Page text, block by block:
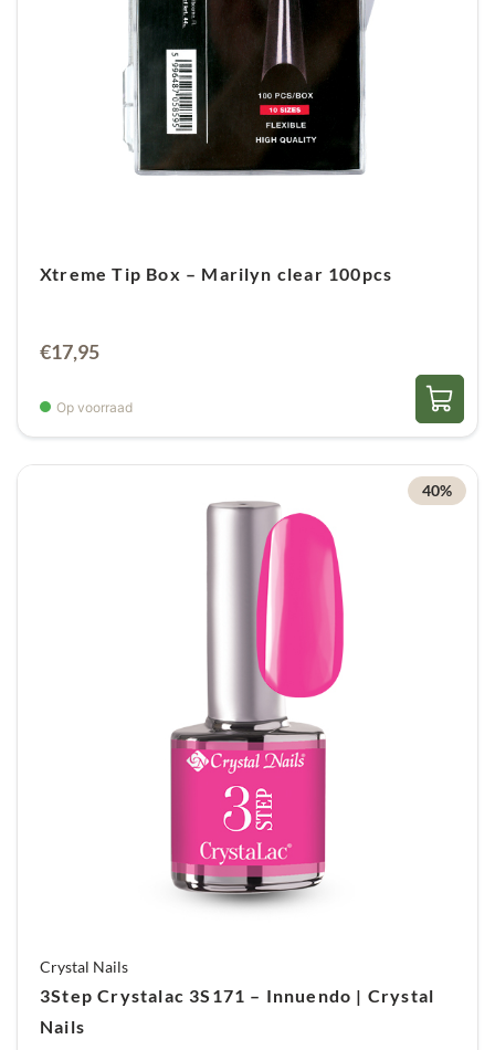
Xtreme Tip Box – Marilyn clear 100pcs
€17,95
Op voorraad
40%
Crystal Nails
3Step Crystalac 3S171 – Innuendo | Crystal
Nails